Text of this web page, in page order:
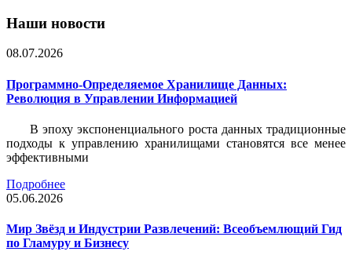
Наши новости
08.07.2026
Программно-Определяемое Хранилище Данных:
Революция в Управлении Информацией
В эпоху экспоненциального роста данных традиционные
подходы к управлению хранилищами становятся все менее
эффективными
Подробнее
05.06.2026
Мир Звёзд и Индустрии Развлечений: Всеобъемлющий Гид
по Гламуру и Бизнесу